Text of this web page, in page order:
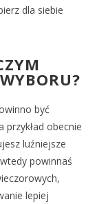
dla siebie
być
przykład obecnie
luźniejsze
powinnaś
lepiej